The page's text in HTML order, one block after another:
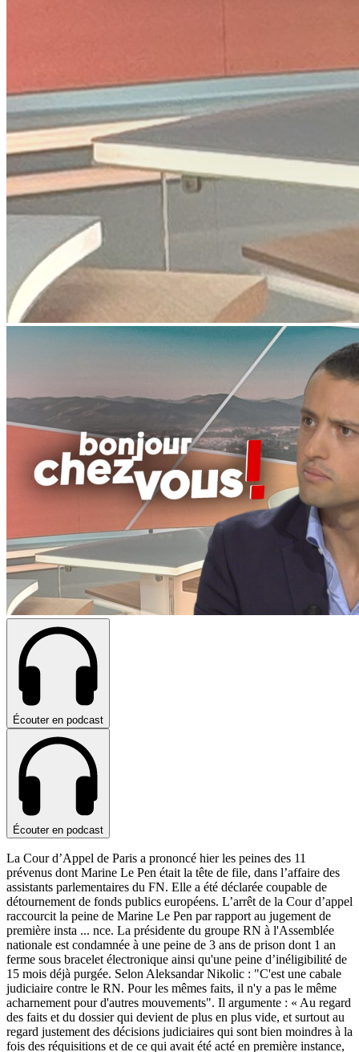
Écouter en podcast
Écouter en podcast
La Cour d’Appel de Paris a prononcé hier les peines des 11
prévenus dont Marine Le Pen était la tête de file, dans l’affaire des
assistants parlementaires du FN. Elle a été déclarée coupable de
détournement de fonds publics européens. L’arrêt de la Cour d’appel
raccourcit la peine de Marine Le Pen par rapport au jugement de
première insta ... nce. La présidente du groupe RN à l'Assemblée
nationale est condamnée à une peine de 3 ans de prison dont 1 an
ferme sous bracelet électronique ainsi qu'une peine d’inéligibilité de
15 mois déjà purgée. Selon Aleksandar Nikolic : "C'est une cabale
judiciaire contre le RN. Pour les mêmes faits, il n'y a pas le même
acharnement pour d'autres mouvements". Il argumente : « Au regard
des faits et du dossier qui devient de plus en plus vide, et surtout au
regard justement des décisions judiciaires qui sont bien moindres à la
fois des réquisitions et de ce qui avait été acté en première instance,